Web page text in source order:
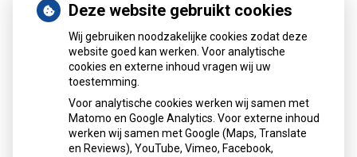
Home Medische informatie
Farmacotherapeutisch Kompas
Het Farmacotherapeutisch Kompas van hetCollege voor
zorgverzekeringen
biedt informatie over in Nederland
verkrijgbare geneesmiddelen. Alle geneesmiddelen zijn
voorzien van duidelijke voorschrijf- en toepassingadviezen.
Deze website gebruikt cookies
Wij gebruiken noodzakelijke cookies zodat deze
website goed kan werken. Voor analytische
cookies en externe inhoud vragen wij uw
toestemming.
Voor analytische cookies werken wij samen met
Matomo en Google Analytics. Voor externe inhoud
werken wij samen met Google (Maps, Translate
en Reviews), YouTube, Vimeo, Facebook,